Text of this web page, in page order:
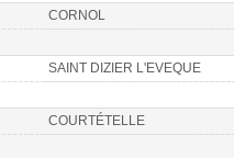
CORNOL
SAINT DIZIER L'EVEQUE
COURTÉTELLE